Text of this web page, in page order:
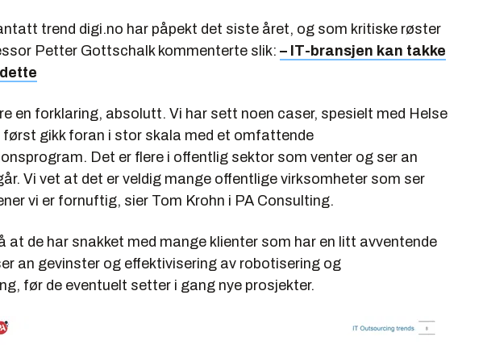
trend digi.no har påpekt det siste året, og som kritiske røster
Petter Gottschalk kommenterte slik: – IT-bransjen kan takke
en forklaring, absolutt. Vi har sett noen caser, spesielt med Helse
gikk foran i stor skala med et omfattende
Det er flere i offentlig sektor som venter og ser an
Vi vet at det er veldig mange offentlige virksomheter som ser
vi er fornuftig, sier Tom Krohn i PA Consulting.
at de har snakket med mange klienter som har en litt avventende
an gevinster og effektivisering av robotisering og
før de eventuelt setter i gang nye prosjekter.